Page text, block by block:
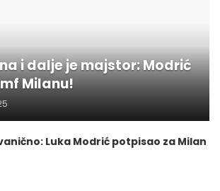
i dalje je majstor: Modrić
Milanu!
Luka Modrić potpisao za Milan